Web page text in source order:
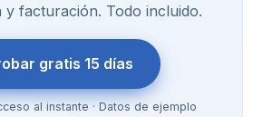
y facturación. Todo incluido.
gratis 15 días
al instante · Datos de ejemplo